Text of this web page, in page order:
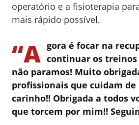
operatório e a fisioterapia
mais rápido possível.
“A gora é focar na
continuar os treinos
não paramos! Muito
profissionais que cuidam
carinho!! Obrigada a todos
que torcem por mim!!